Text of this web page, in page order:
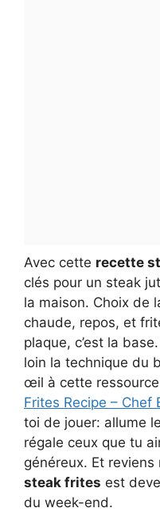
Avec cette recette
clés pour un steak
la maison. Choix de
chaude, repos, et
plaque, c’est la
loin la technique du
œil à cette
Frites Recipe – Chef
toi de jouer: allume
régale ceux que tu
généreux. Et
steak frites est
du week-end.